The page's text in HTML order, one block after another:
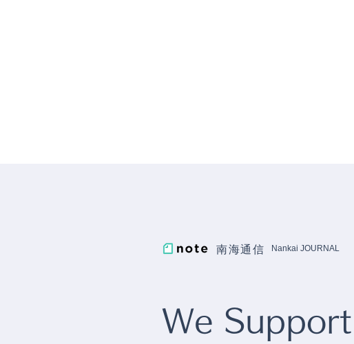
南海通信 Nankai JOURNAL
We